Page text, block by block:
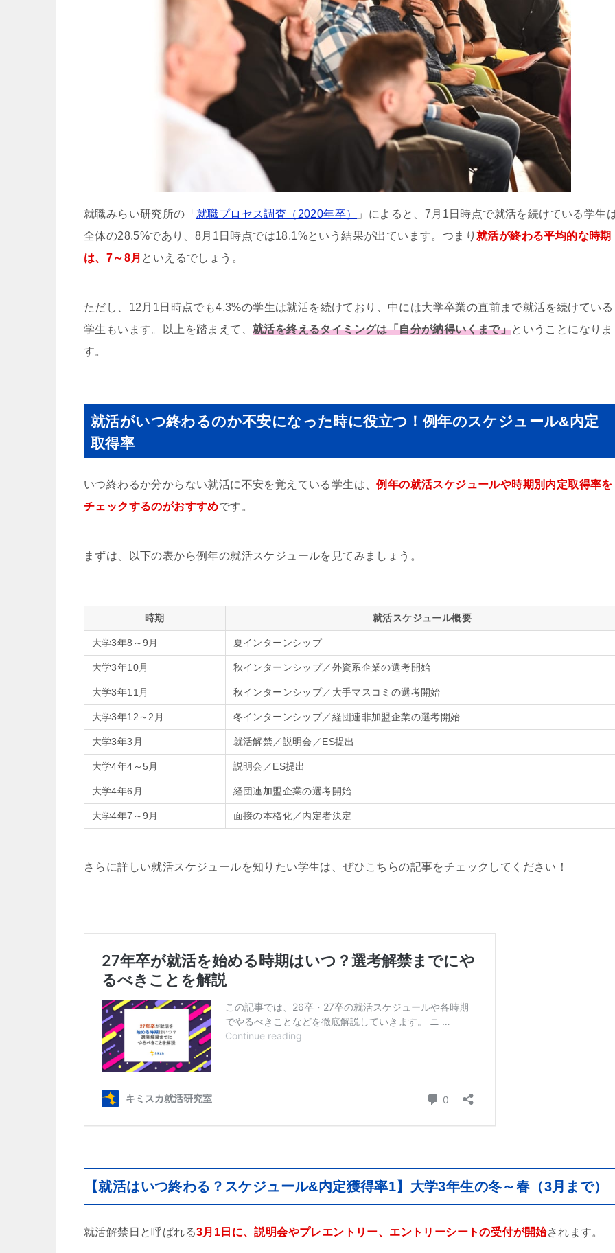
就職みらい研究所の「 就職プロセス調査（2020年卒）
」によると、7月1日時点で就活を続けている学生
全体の28.5%であり、8月1日時点では18.1%という結果が出ています。つまり 就活が終わる平均的な時期
は、7～8月 といえるでしょう。
ただし、12月1日時点でも4.3%の学生は就活を続けており、中には大学卒業の直前まで就活を続けている
学生もいます。以上を踏まえて、 就活を終えるタイミングは「自分が納得いくまで」ということになりま
す。
就活がいつ終わるのか不安になった時に役立つ！例年のスケジュール&内定
取得率
いつ終わるか分からない就活に不安を覚えている学生は、例年の就活スケジュールや時期別内定取得率を
チェックするのがおすすめです。
まずは、以下の表から例年の就活スケジュールを見てみましょう。
時期 就活スケジュール概要
大学3年8～9月 夏インターンシップ
大学3年10月 秋インターンシップ／外資系企業の選考開始
大学3年11月 秋インターンシップ／大手マスコミの選考開始
大学3年12～2月 冬インターンシップ／経団連非加盟企業の選考開始
大学3年3月 就活解禁／説明会／ES提出
大学4年4～5月 説明会／ES提出
大学4年6月 経団連加盟企業の選考開始
大学4年7～9月 面接の本格化／内定者決定
さらに詳しい就活スケジュールを知りたい学生は、ぜひこちらの記事をチェックしてください！
【就活はいつ終わる？スケジュール&内定獲得率1】大学3年生の冬～春（3月まで）
就活解禁日と呼ばれる3月1日に、説明会やプレエントリー、エントリーシートの受付が開始されます。